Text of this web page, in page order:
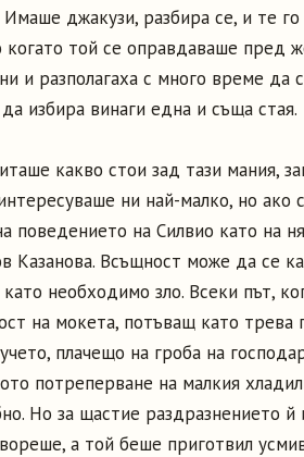
джакузи, разбира се, и те го
когато той се оправдаваше пред
и разполагаха с много време да
избира винаги една и съща стая.
какво стои зад тази мания,
ни най-малко, но ако
поведението на Силвио като на
Казанова. Всъщност може да се
необходимо зло. Всеки път,
на мокета, потъващ като трева
плачещо на гроба на
потреперване на малкия
Но за щастие раздразнението
а той беше приготвил